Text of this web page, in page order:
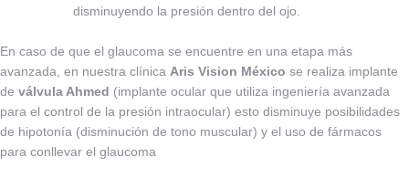
disminuyendo la presión dentro del ojo.
En caso de que el glaucoma se encuentre en una etapa más
avanzada, en nuestra clínica Aris Vision México se realiza implante
de válvula Ahmed (implante ocular que utiliza ingeniería avanzada
para el control de la presión intraocular) esto disminuye posibilidades
de hipotonía (disminución de tono muscular) y el uso de fármacos
para conllevar el glaucoma